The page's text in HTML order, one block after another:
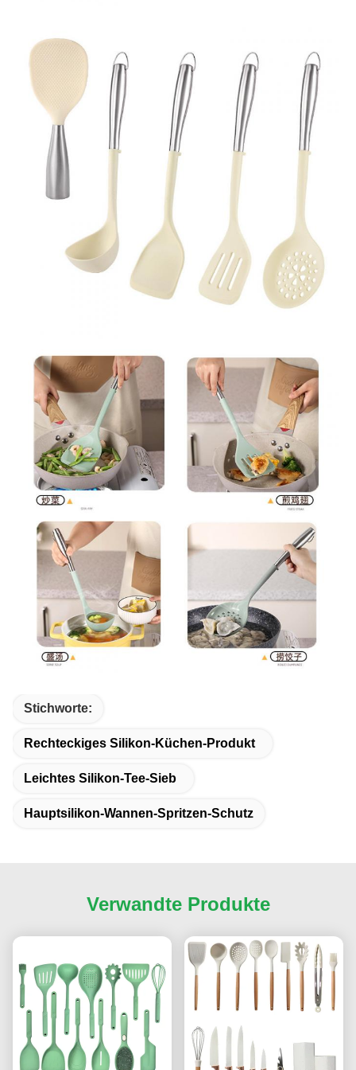
Stichworte:
Rechteckiges Silikon-Küchen-Produkt
Leichtes Silikon-Tee-Sieb
Hauptsilikon-Wannen-Spritzen-Schutz
Verwandte Produkte